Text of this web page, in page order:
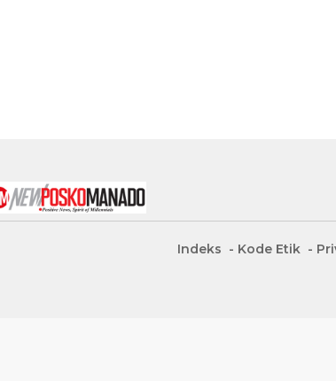
Indeks Kode Etik